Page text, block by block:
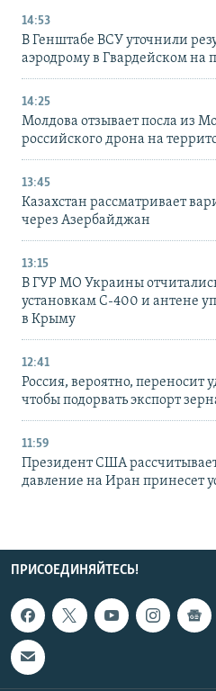
14:53
В Генштабе ВСУ уточнили
аэродрому в Гвардейском на
14:25
Молдова отзывает посла из
российского дрона на
13:45
Казахстан рассматривает
через Азербайджан
13:15
В ГУР МО Украины
установкам С-400 и антене
в Крыму
12:41
Россия, вероятно, переносит
чтобы подорвать экспорт
11:59
Президент США
давление на Иран принесет
ПРИСОЕДИНЯЙТЕСЬ!